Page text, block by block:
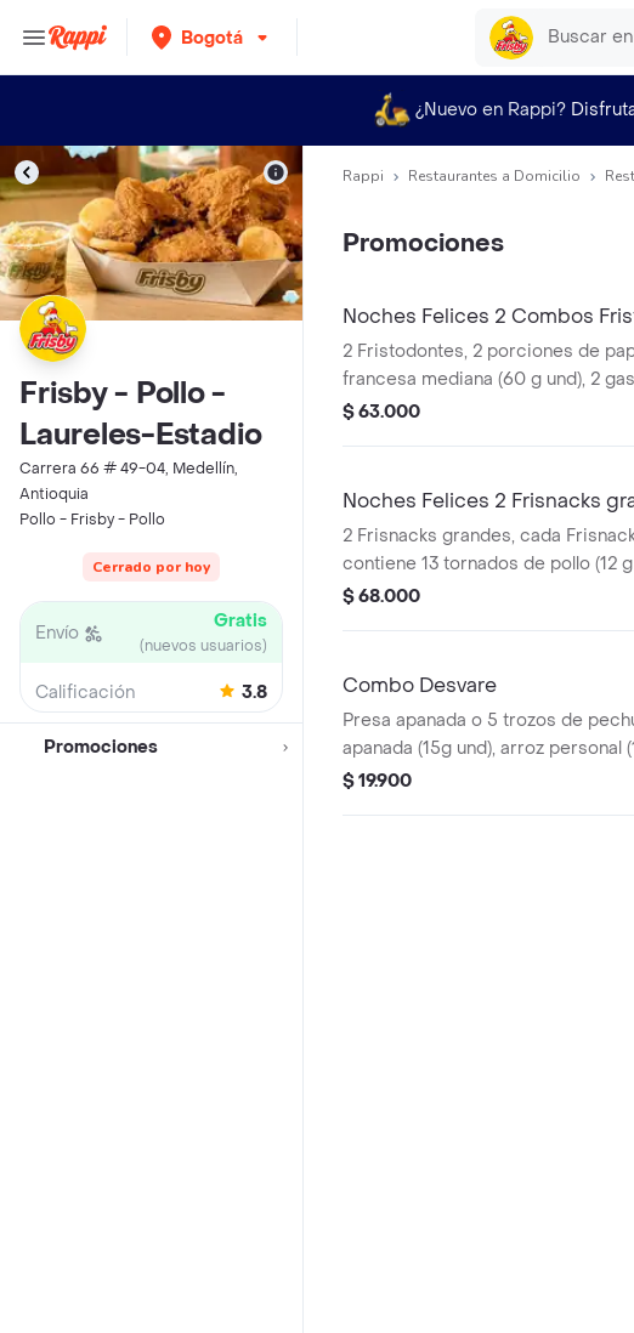
Bogotá
¿Nuevo en Rappi?
Frisby - Pollo -
Laureles-Estadio
Carrera 66 # 49-04, Medellín,
Antioquia
Pollo - Frisby - Pollo
Cerrado por hoy
Envío Gratis
(nuevos usuarios)
Calificación 3.8
Promociones
Rappi Restaurantes a Domicilio
Promociones
Noches Felices 2 Combos
2 Fristodontes, 2 porciones de
francesa mediana (60 g und), 2
(325 ml und). Escoge entre búfalo
$ 63.000
Noches Felices 2 Frisnacks
2 Frisnacks grandes, cada
contiene 13 tornados de pollo (12 g
papas a la francesa grande (100 g )y
$ 68.000
Combo Desvare
Presa apanada o 5 trozos de
apanada (15g und), arroz personal
arepas fritas, sopa de verduras,
$ 19.900